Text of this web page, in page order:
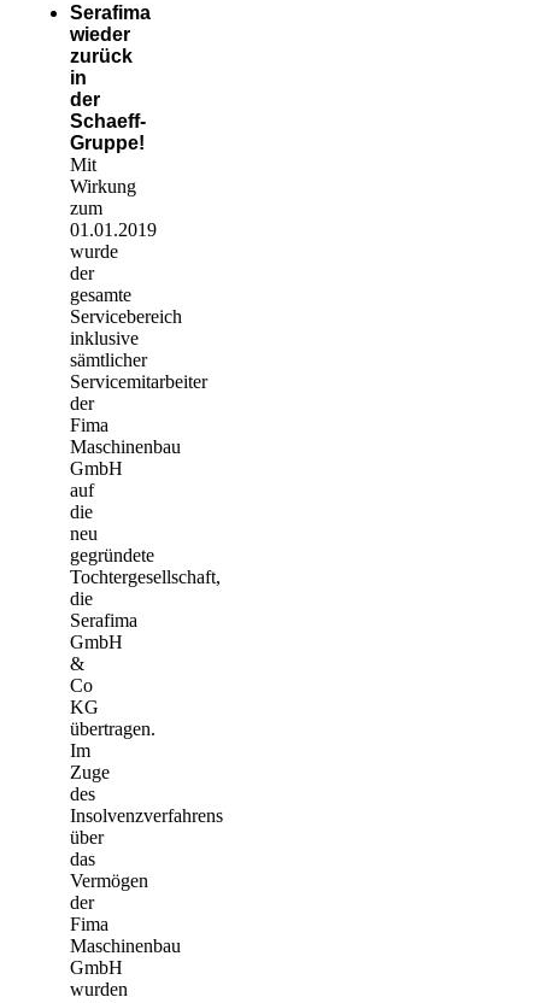
Serafima
wieder
zurück
in
der
Schaeff-
Gruppe!
Mit
Wirkung
zum
01.01.2019
wurde
der
gesamte
Servicebereich
inklusive
sämtlicher
Servicemitarbeiter
der
Fima
Maschinenbau
GmbH
auf
die
neu
gegründete
Tochtergesellschaft,
die
Serafima
GmbH
&
Co
KG
übertragen.
Im
Zuge
des
Insolvenzverfahrens
über
das
Vermögen
der
Fima
Maschinenbau
GmbH
wurden